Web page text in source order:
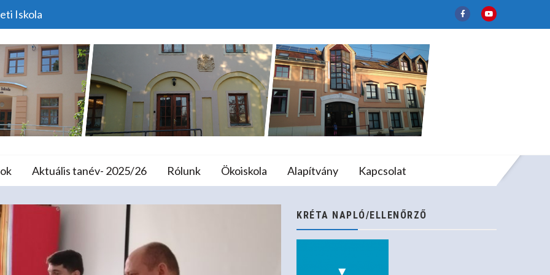
Iskola
Iskola és Alapfokú Művészeti
Aktuális tanév- 2025/26 Rólunk Ökoiskola Alapítvány Kapcsolat
Szerző:Admin
Home Admin Page 61
KRÉTA NAPLÓ/ELLENŐRZŐ